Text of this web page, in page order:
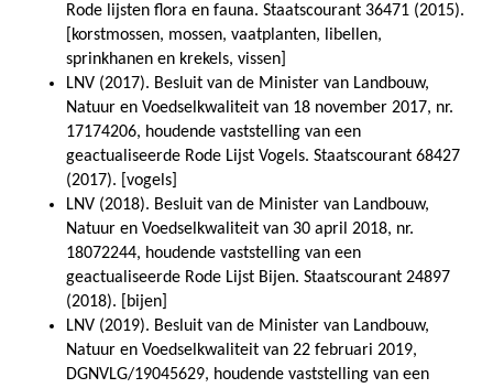
Rode lijsten flora en fauna. Staatscourant 36471 (2015).
[korstmossen, mossen, vaatplanten, libellen,
sprinkhanen en krekels, vissen]
LNV (2017). Besluit van de Minister van Landbouw,
Natuur en Voedselkwaliteit van 18 november 2017, nr.
17174206, houdende vaststelling van een
geactualiseerde Rode Lijst Vogels. Staatscourant 68427
(2017). [vogels]
LNV (2018). Besluit van de Minister van Landbouw,
Natuur en Voedselkwaliteit van 30 april 2018, nr.
18072244, houdende vaststelling van een
geactualiseerde Rode Lijst Bijen. Staatscourant 24897
(2018). [bijen]
LNV (2019). Besluit van de Minister van Landbouw,
Natuur en Voedselkwaliteit van 22 februari 2019,
DGNVLG/19045629, houdende vaststelling van een